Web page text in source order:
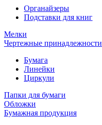
Органайзеры
Подставки для книг
Мелки
Чертежные принадлежности
Бумага
Линейки
Циркули
Папки для бумаги
Обложки
Бумажная продукция